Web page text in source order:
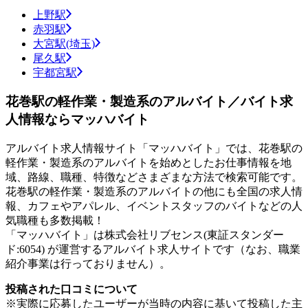
上野駅
赤羽駅
大宮駅(埼玉)
尾久駅
宇都宮駅
花巻駅の軽作業・製造系のアルバイト／バイト求
人情報ならマッハバイト
アルバイト求人情報サイト「マッハバイト」では、花巻駅の
軽作業・製造系のアルバイトを始めとしたお仕事情報を地
域、路線、職種、特徴などさまざまな方法で検索可能です。
花巻駅の軽作業・製造系のアルバイトの他にも全国の求人情
報、カフェやアパレル、イベントスタッフのバイトなどの人
気職種も多数掲載！
「マッハバイト」は株式会社リブセンス(東証スタンダー
ド:6054) が運営するアルバイト求人サイトです（なお、職業
紹介事業は行っておりません）。
投稿された口コミについて
※実際に応募したユーザーが当時の内容に基いて投稿した主